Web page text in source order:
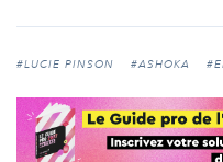
#LUCIE PINSON #ASHOKA